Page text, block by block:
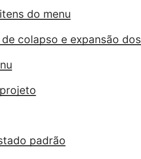
do menu
colapso e expansão
padrão